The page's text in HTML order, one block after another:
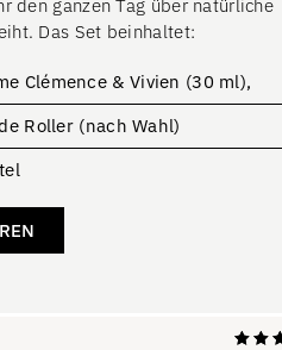
den ganzen Tag über natürliche
Das Set beinhaltet:
Clémence & Vivien (30 ml),
Roller (nach Wahl)